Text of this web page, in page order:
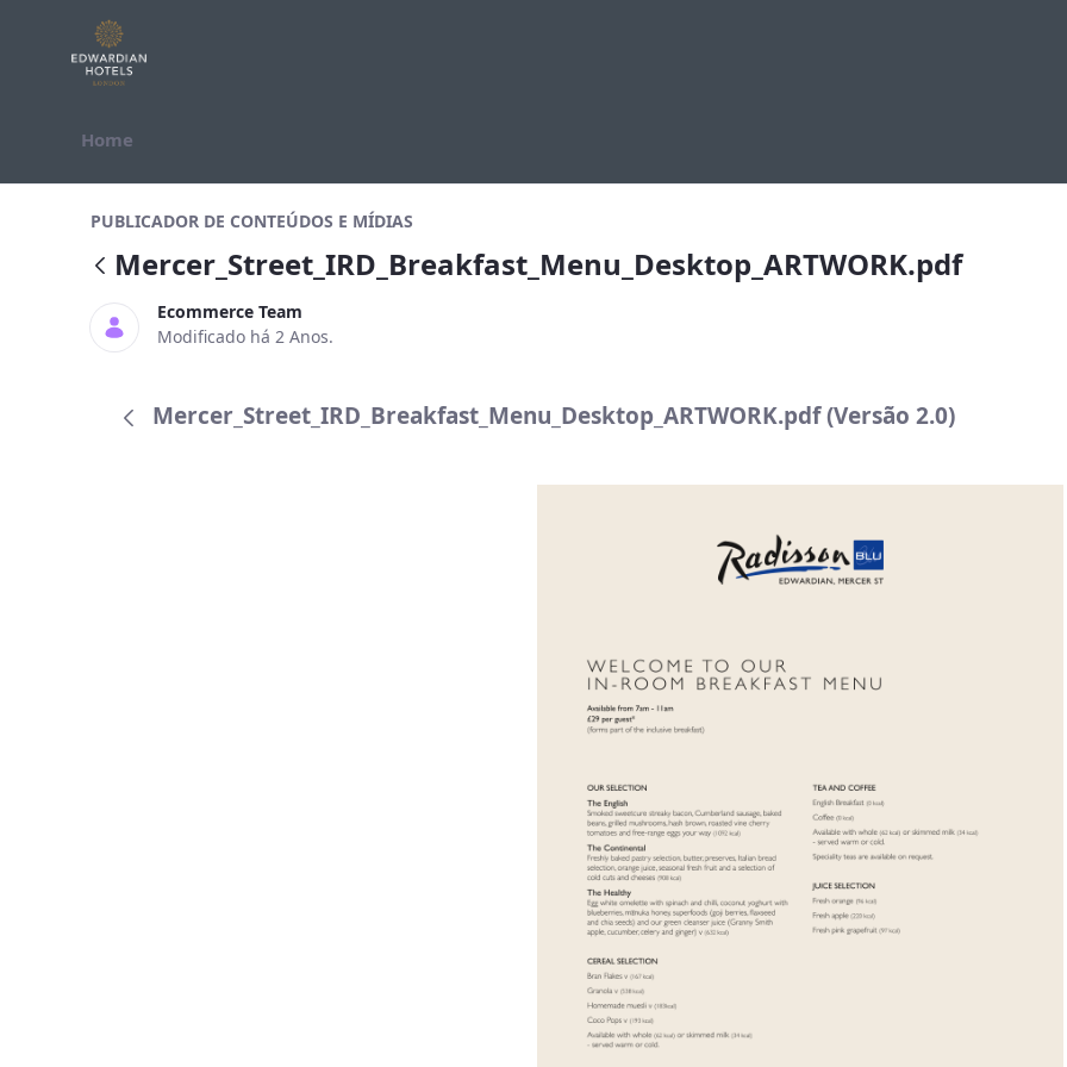
Pular para o Conteúdo
Home
PUBLICADOR DE CONTEÚDOS E MÍDIAS
Mercer_Street_IRD_Breakfast_Menu_Desktop_ARTWORK.pdf
Ecommerce Team
Modificado há 2 Anos.
Mercer_Street_IRD_Breakfast_Menu_Desktop_ARTWORK.pdf (Versão 2.0)